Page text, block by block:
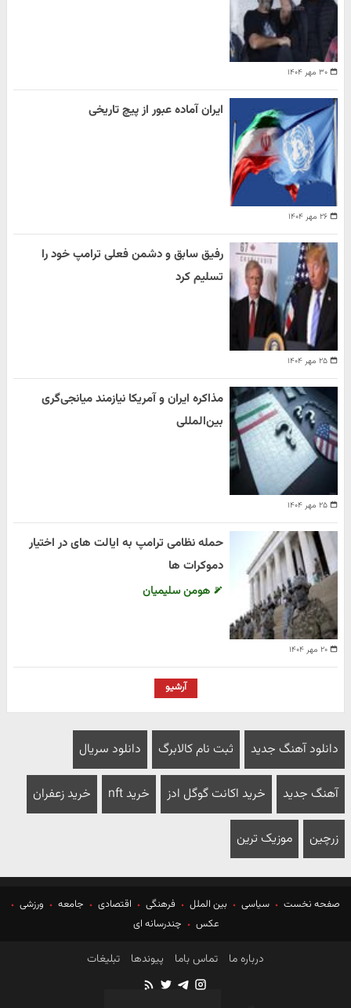
۳۰ مهر ۱۴۰۴
۲۶ مهر ۱۴۰۴
ایران آماده عبور از پیچ تاریخی
۲۵ مهر ۱۴۰۴
رفیق سابق و دشمن فعلی ترامپ خود را
تسلیم کرد
۲۵ مهر ۱۴۰۴
مذاکره ایران و آمریکا نیازمند میانجی‌گری
بین‌المللی
۲۰ مهر ۱۴۰۴
حمله نظامی ترامپ به ایالت های در اختیار
دموکرات ها
هومن سلیمیان
آرشیو
دانلود آهنگ جدید ثبت نام کالابرگ دانلود سریال
آهنگ جدید خرید اکانت گوگل ادز خرید nft خرید زعفران
زرچین موزیک ترین
صفحه نخست سیاسی بین الملل فرهنگی اقتصادی جامعه
ورزشی
عکس
چندرسانه ای
درباره ما تماس باما پیوندها تبلیغات